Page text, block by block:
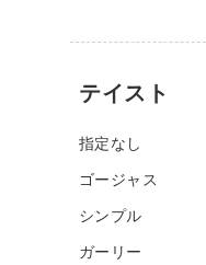
テイスト
指定なし
ゴージャス
シンプル
ガーリー